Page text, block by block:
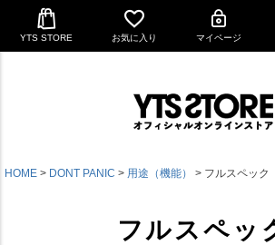
YTS STORE お気に入り マイページ
HOME DONT PANIC 用途（機能） フルスペック
フルスペッ